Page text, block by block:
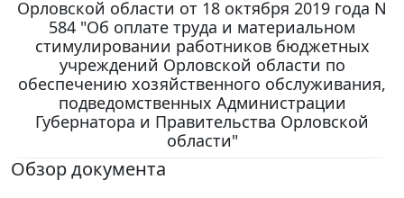
Орловской области от 18 октября 2019 года N
584 "Об оплате труда и материальном
стимулировании работников бюджетных
учреждений Орловской области по
обеспечению хозяйственного обслуживания,
подведомственных Администрации
Губернатора и Правительства Орловской
области"
Обзор документа